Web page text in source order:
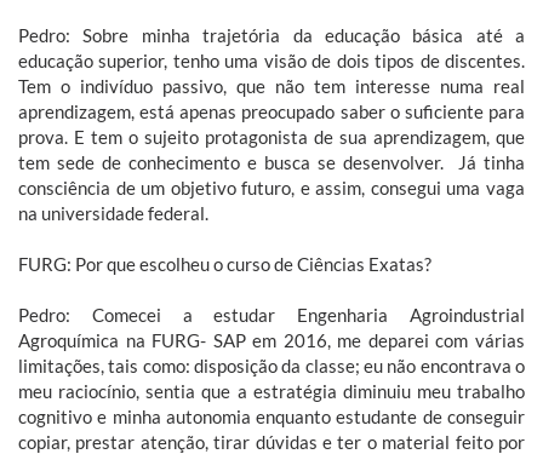
Pedro: Sobre minha trajetória da educação básica até a
educação superior, tenho uma visão de dois tipos de discentes.
Tem o indivíduo passivo, que não tem interesse numa real
aprendizagem, está apenas preocupado saber o suficiente para
prova. E tem o sujeito protagonista de sua aprendizagem, que
tem sede de conhecimento e busca se desenvolver. Já tinha
consciência de um objetivo futuro, e assim, consegui uma vaga
na universidade federal.
FURG: Por que escolheu o curso de Ciências Exatas?
Pedro: Comecei a estudar Engenharia Agroindustrial
Agroquímica na FURG- SAP em 2016, me deparei com várias
limitações, tais como: disposição da classe; eu não encontrava o
meu raciocínio, sentia que a estratégia diminuiu meu trabalho
cognitivo e minha autonomia enquanto estudante de conseguir
copiar, prestar atenção, tirar dúvidas e ter o material feito por